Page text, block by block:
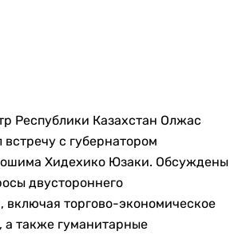
Республики Казахстан Олжас
встречу с губернатором
Хидехико Юзаки. Обсуждены
двустороннего
включая торгово-экономическое
а также гуманитарные